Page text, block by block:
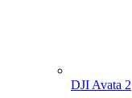
DJI Avata 2